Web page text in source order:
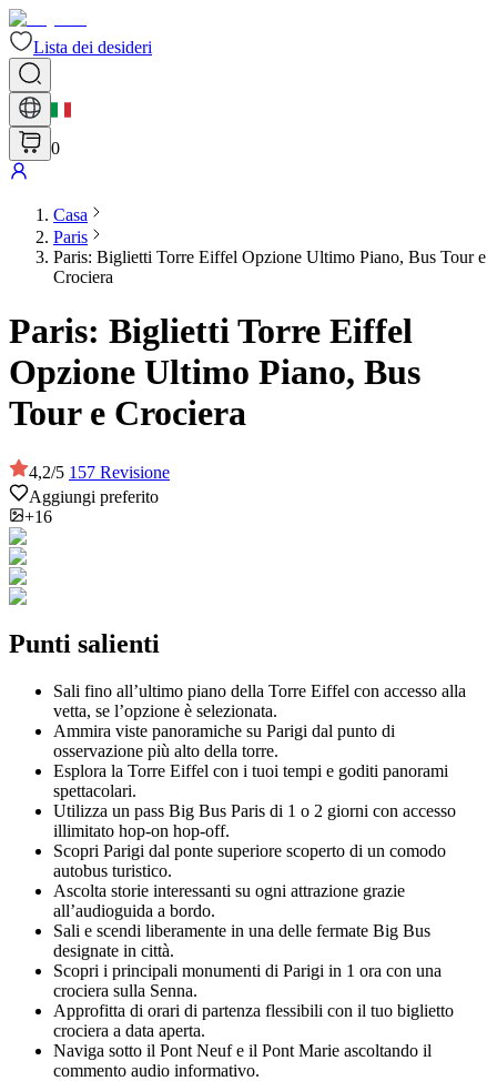
Lista dei desideri
0
Casa
Paris
Paris: Biglietti Torre Eiffel Opzione Ultimo Piano, Bus Tour e
Crociera
Paris: Biglietti Torre Eiffel
Opzione Ultimo Piano, Bus
Tour e Crociera
4,2/5 157 Revisione
Aggiungi preferito
+16
Punti salienti
Sali fino all’ultimo piano della Torre Eiffel con accesso alla
vetta, se l’opzione è selezionata.
Ammira viste panoramiche su Parigi dal punto di
osservazione più alto della torre.
Esplora la Torre Eiffel con i tuoi tempi e goditi panorami
spettacolari.
Utilizza un pass Big Bus Paris di 1 o 2 giorni con accesso
illimitato hop-on hop-off.
Scopri Parigi dal ponte superiore scoperto di un comodo
autobus turistico.
Ascolta storie interessanti su ogni attrazione grazie
all’audioguida a bordo.
Sali e scendi liberamente in una delle fermate Big Bus
designate in città.
Scopri i principali monumenti di Parigi in 1 ora con una
crociera sulla Senna.
Approfitta di orari di partenza flessibili con il tuo biglietto
crociera a data aperta.
Naviga sotto il Pont Neuf e il Pont Marie ascoltando il
commento audio informativo.